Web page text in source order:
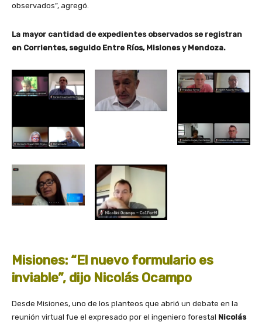
observados”, agregó.
La mayor cantidad de expedientes observados se registran
en Corrientes, seguido Entre Ríos, Misiones y Mendoza.
Misiones: “El nuevo formulario es
inviable”, dijo Nicolás Ocampo
Desde Misiones, uno de los planteos que abrió un debate en la
reunión virtual fue el expresado por el ingeniero forestal Nicolás